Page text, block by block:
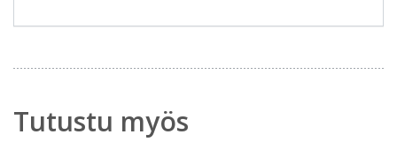
Tutustu myös